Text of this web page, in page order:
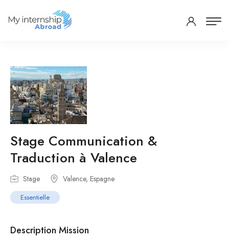
Stage Communication &
Traduction à Valence
Stage Valence, Espagne
Essentielle
Description Mission